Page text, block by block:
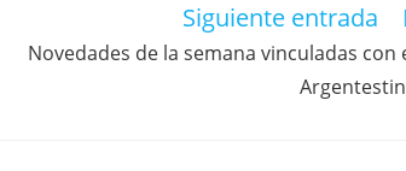
Siguiente entrada
Novedades de la semana vinculadas con